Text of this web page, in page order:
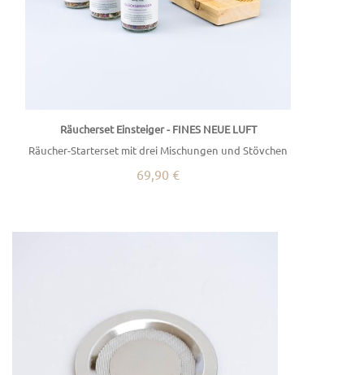
Räucherset Einsteiger - FINES NEUE LUFT
Räucher-Starterset mit drei Mischungen und Stövchen
69,90 €